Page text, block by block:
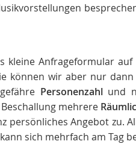
kleine Anfrageformular
können wir aber nur
Personenzahlund
mehrere
persönliches Angebot
sich mehrfach am Tag